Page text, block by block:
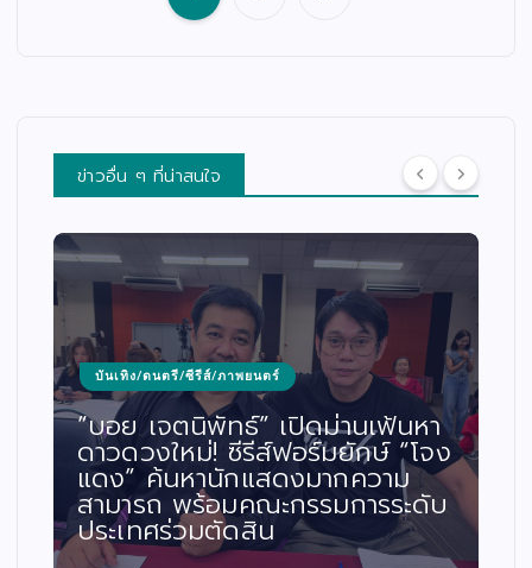
ข่าวอื่น ๆ ที่น่าสนใจ
บันเทิง/ดนตรี/ซีรีส์/ภาพยนตร์
“บอย เจตนิพัทธ์” เปิดม่านเฟ้นหา
ดาวดวงใหม่! ซีรีส์ฟอร์มยักษ์ “โจง
แดง” ค้นหานักแสดงมากความ
สามารถ พร้อมคณะกรรมการระดับ
ประเทศร่วมตัดสิน